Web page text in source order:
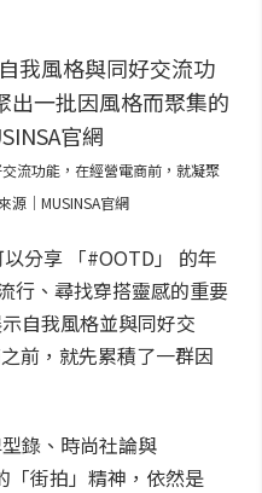
流功能，在經營電商前，就凝聚
源｜MUSINSA官網
分享 「#OOTD」 的年
行、尋找穿搭靈感的重要
自我風格並與同好交
前，就先累積了一群因
錄、時尚社論與
「街拍」精神，依然是